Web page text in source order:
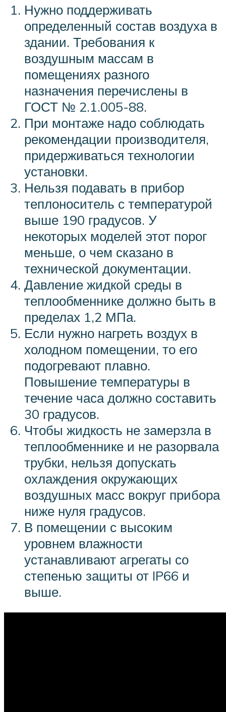
Нужно поддерживать
определенный состав воздуха в
здании. Требования к
воздушным массам в
помещениях разного
назначения перечислены в
ГОСТ № 2.1.005-88.
При монтаже надо соблюдать
рекомендации производителя,
придерживаться технологии
установки.
Нельзя подавать в прибор
теплоноситель с температурой
выше 190 градусов. У
некоторых моделей этот порог
меньше, о чем сказано в
технической документации.
Давление жидкой среды в
теплообменнике должно быть в
пределах 1,2 МПа.
Если нужно нагреть воздух в
холодном помещении, то его
подогревают плавно.
Повышение температуры в
течение часа должно составить
30 градусов.
Чтобы жидкость не замерзла в
теплообменнике и не разорвала
трубки, нельзя допускать
охлаждения окружающих
воздушных масс вокруг прибора
ниже нуля градусов.
В помещении с высоким
уровнем влажности
устанавливают агрегаты со
степенью защиты от IP66 и
выше.